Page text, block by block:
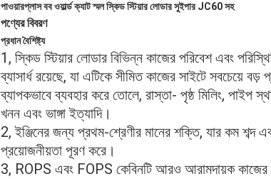
পাওয়ারপ্লাস বব ওয়ার্ল্ড ক্যাট স্মল স্কিড স্টিয়ার লোডার সুইপার JC60 সহ
পণ্যের বিবরণ
প্রধান বৈশিষ্ট্য
1, স্কিড স্টিয়ার লোডার বিভিন্ন কাজের পরিবেশ এবং
ব্যাসার্ধ রয়েছে, যা এটিকে সীমিত কাজের সাইটে সবচেয়ে
ব্যাপকভাবে ব্যবহার করে তোলে, রাস্তা- পৃষ্ঠ মিলিং, পাইপ
খনন এবং ভাঙ্গা ইত্যাদি।
2, ইঞ্জিনের জন্য প্রথম-শ্রেণীর মানের শক্তি, যার কম শব্দ
প্রয়োজনীয়তা পূরণ করে।
3, ROPS এবং FOPS কেবিনটি আরও আরামদায়ক কাজের